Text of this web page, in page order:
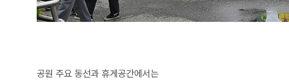
공원 주요 동선과 휴게공간에서는